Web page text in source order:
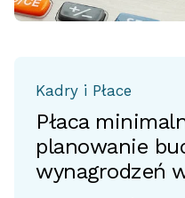
Kadry i Płace
Płaca
planowanie
wynagrodzeń